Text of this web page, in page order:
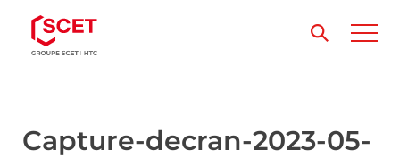
Capture-decran-2023-05-